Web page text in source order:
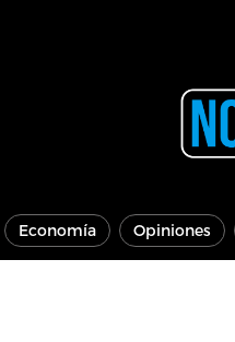
Economía Opiniones